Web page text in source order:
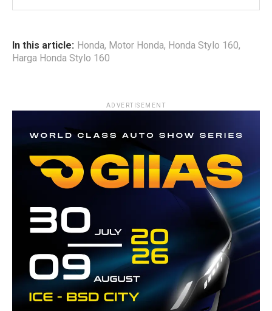
In this article: Honda, Motor Honda, Honda Stylo 160,
Harga Honda Stylo 160
ADVERTISEMENT